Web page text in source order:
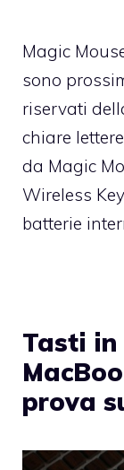
Magic
sono
riservati
chiare
da Magic
Wireless
batterie
Tasti in
prova